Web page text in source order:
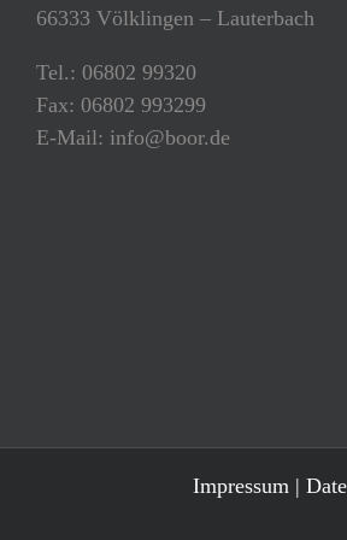
66333 Völklingen – Lauterbach
Tel.: 06802 99320
Fax: 06802 993299
E-Mail: info@boor.de
Impressum|